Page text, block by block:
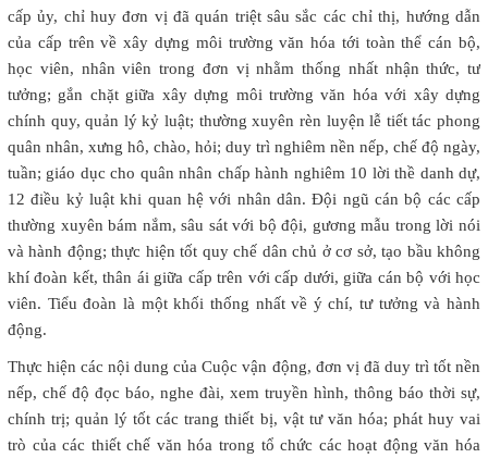
cấp ủy, chỉ huy đơn vị đã quán triệt sâu sắc các chỉ thị, hướng dẫn
của cấp trên về xây dựng môi trường văn hóa tới toàn thể cán bộ,
học viên, nhân viên trong đơn vị nhằm thống nhất nhận thức, tư
tưởng; gắn chặt giữa xây dựng môi trường văn hóa với xây dựng
chính quy, quản lý kỷ luật; thường xuyên rèn luyện lễ tiết tác phong
quân nhân, xưng hô, chào, hỏi; duy trì nghiêm nền nếp, chế độ ngày,
tuần; giáo dục cho quân nhân chấp hành nghiêm 10 lời thề danh dự,
12 điều kỷ luật khi quan hệ với nhân dân. Đội ngũ cán bộ các cấp
thường xuyên bám nắm, sâu sát với bộ đội, gương mẫu trong lời nói
và hành động; thực hiện tốt quy chế dân chủ ở cơ sở, tạo bầu không
khí đoàn kết, thân ái giữa cấp trên với cấp dưới, giữa cán bộ với học
viên. Tiểu đoàn là một khối thống nhất về ý chí, tư tưởng và hành
động.
Thực hiện các nội dung của Cuộc vận động, đơn vị đã duy trì tốt nền
nếp, chế độ đọc báo, nghe đài, xem truyền hình, thông báo thời sự,
chính trị; quản lý tốt các trang thiết bị, vật tư văn hóa; phát huy vai
trò của các thiết chế văn hóa trong tổ chức các hoạt động văn hóa